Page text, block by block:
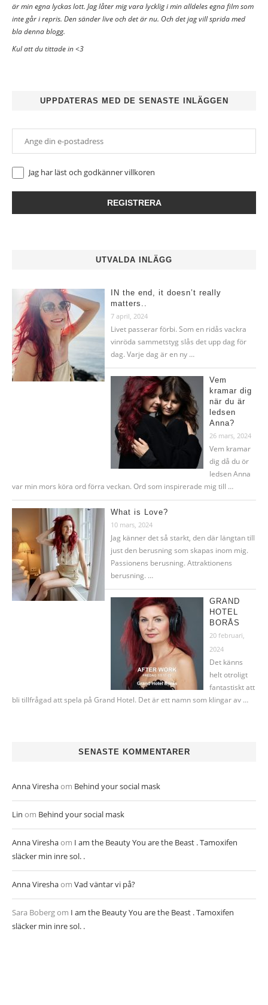
är min egna lyckas lott. Jag låter mig vara lycklig i min alldeles egna film som
inte går i repris. Den sänder live och det är nu. Och det jag vill sprida med
bla denna blogg.
Kul att du tittade in <3
UPPDATERAS MED DE SENASTE INLÄGGEN
Jag har läst och godkännervillkoren
UTVALDA INLÄGG
IN the end, it doesn’t really
matters..
7 april, 2024
Livet passerar förbi. Som en ridås vackra
vinröda sammetstyg slås det upp dag för
dag. Varje dag är en ny …
Vem
kramar dig
när du är
ledsen
Anna?
26 mars, 2024
Vem kramar
dig då du ör
ledsen Anna
var min mors köra ord förra veckan. Ord som inspirerade mig till …
What is Love?
10 mars, 2024
Jag känner det så starkt, den där längtan till
just den berusning som skapas inom mig.
Passionens berusning. Attraktionens
berusning. …
GRAND
HOTEL
BORÅS
20 februari,
2024
Det känns
helt otroligt
fantastiskt att
bli tillfrågad att spela på Grand Hotel. Det är ett namn som klingar av …
SENASTE KOMMENTARER
Anna Vireshaom Behind your social mask
Lin om Behind your social mask
Anna Vireshaom I am the Beauty You are the Beast . Tamoxifen
släcker min inre sol. .
Anna Vireshaom Vad väntar vi på?
Sara Bobergom I am the Beauty You are the Beast . Tamoxifen
släcker min inre sol. .